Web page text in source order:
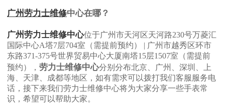
广州劳力士维修中心在哪？
广州劳力士维修中心位于广州市天河区天河路230号万菱汇
国际中心A塔7层704室（需提前预约） | 广州市越秀区环市
东路371-375号世界贸易中心大厦南塔15层1507室（需提前
预约）， 劳力士维修中心分别分布北京、广州、深圳、上
海、天津、成都等地区，如有需求可以拨打我们客服服务电
话，接下来我们劳力士维修中心将为大家分享一些手表常
识，希望可以帮助大家。